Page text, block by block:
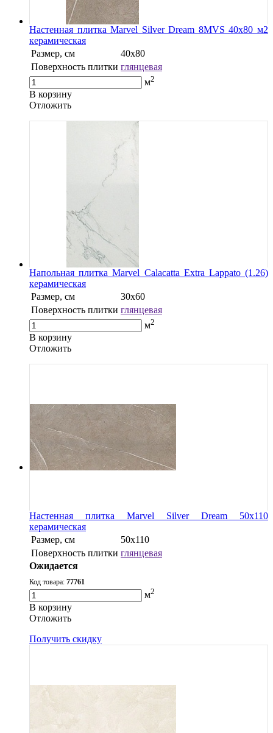
Настенная плитка Marvel Silver Dream 8MVS 40x80 м2
керамическая
Размер, см
40х80
Поверхность плитки глянцевая
м2
В корзину
Oтложить
Напольная плитка Marvel Calacatta Extra Lappato (1.26)
керамическая
Размер, см
30x60
Поверхность плитки глянцевая
м2
В корзину
Oтложить
Настенная плитка Marvel Silver Dream 50x110
керамическая
Размер, см
50x110
Поверхность плитки глянцевая
Ожидается
Код товара: 77761
м2
В корзину
Oтложить
Получить скидку